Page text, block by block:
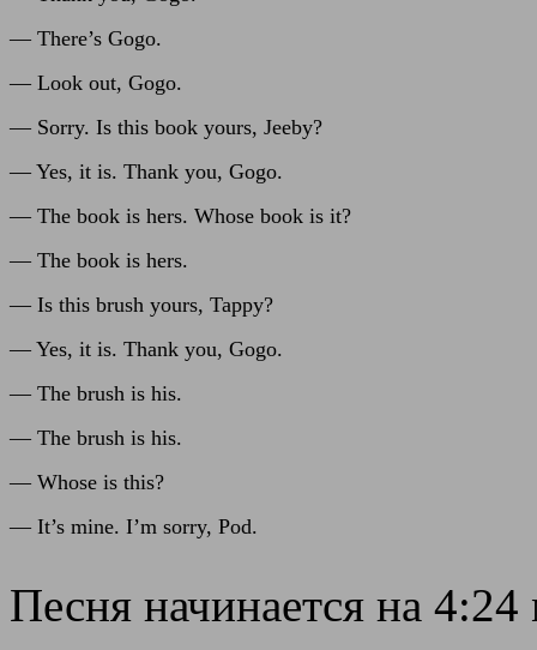
— There’s Gogo.
— Look out, Gogo.
— Sorry. Is this book yours, Jeeby?
— Yes, it is. Thank you, Gogo.
— The book is hers. Whose book is it?
— The book is hers.
— Is this brush yours, Tappy?
— Yes, it is. Thank you, Gogo.
— The brush is his.
— The brush is his.
— Whose is this?
— It’s mine. I’m sorry, Pod.
Песня начинается на